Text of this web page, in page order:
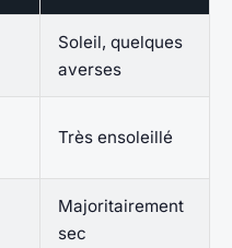
Soleil, quelques
averses
Très ensoleillé
Majoritairement
sec